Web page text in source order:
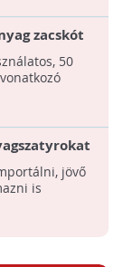
zacskót
50
jövő
is